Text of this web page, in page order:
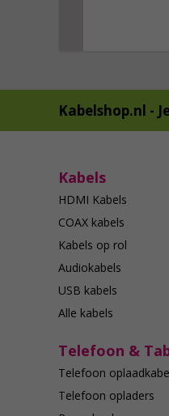
Kabelshop.nl -
Kabels
HDMI Kabels
COAX kabels
Kabels op rol
Audiokabels
USB kabels
Alle kabels
Telefoon &
Telefoon
Telefoon opladers